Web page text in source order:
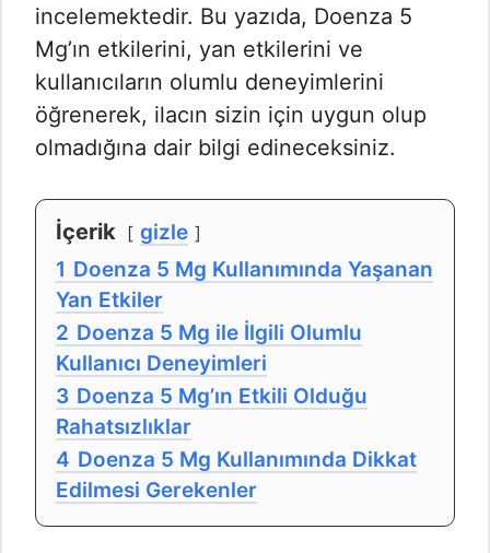
incelemektedir. Bu yazıda, Doenza 5
Mg’ın etkilerini, yan etkilerini ve
kullanıcıların olumlu deneyimlerini
öğrenerek, ilacın sizin için uygun olup
olmadığına dair bilgi edineceksiniz.
İçerik
gizle
1 Doenza 5 Mg Kullanımında Yaşanan
Yan Etkiler
2 Doenza 5 Mg ile İlgili Olumlu
Kullanıcı Deneyimleri
3 Doenza 5 Mg’ın Etkili Olduğu
Rahatsızlıklar
4 Doenza 5 Mg Kullanımında Dikkat
Edilmesi Gerekenler